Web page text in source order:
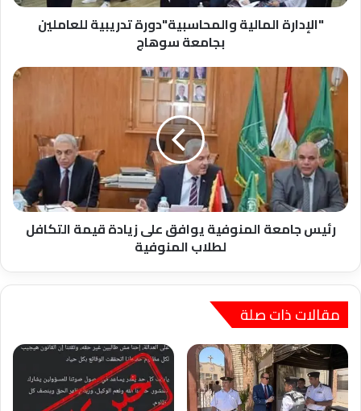
"الإدارة المالية والمحاسبية"دورة تدريبية للعاملين
بجامعة سوهاج
رئيس
جامعة
المنوفية
يوافق
على
زيادة
قيمة
التكافل
لطلاب
المنوفية
رئيس جامعة المنوفية يوافق على زيادة قيمة التكافل
لطلاب المنوفية
مقالات ذات صلة